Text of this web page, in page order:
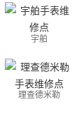
宇舶
理查德米勒